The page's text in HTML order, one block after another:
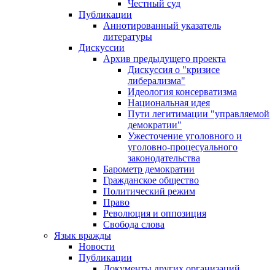
Честный суд
Публикации
Аннотированный указатель
литературы
Дискуссии
Архив предыдущего проекта
Дискуссия о "кризисе
либерализма"
Идеология консерватизма
Национальная идея
Пути легитимации "управляемой
демократии"
Ужесточение уголовного и
уголовно-процесуального
законодательства
Барометр демократии
Гражданское общество
Политический режим
Право
Революция и оппозиция
Свобода слова
Язык вражды
Новости
Публикации